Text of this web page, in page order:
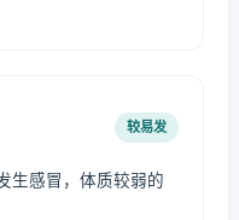
较易发
生感冒，体质较弱的